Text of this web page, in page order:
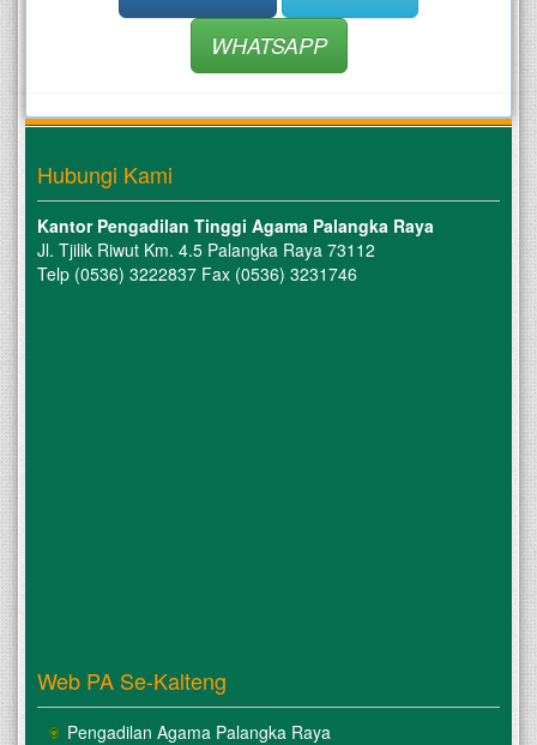
WHATSAPP
Hubungi Kami
Kantor Pengadilan Tinggi Agama Palangka Raya
Jl. Tjilik Riwut Km. 4.5 Palangka Raya 73112
Telp (0536) 3222837 Fax (0536) 3231746
Web PA Se-Kalteng
Pengadilan Agama Palangka Raya